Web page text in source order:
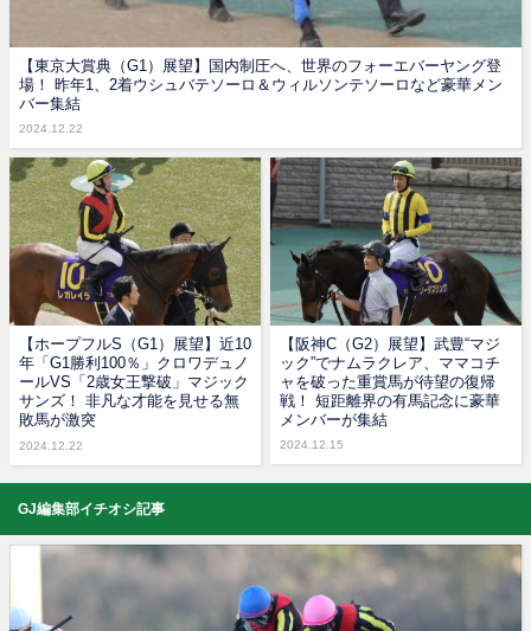
【東京大賞典（G1）展望】国内制圧へ、世界のフォーエバーヤング登
場！ 昨年1、2着ウシュバテソーロ＆ウィルソンテソーロなど豪華メン
バー集結
2024.12.22
【ホープフルS（G1）展望】近10
年「G1勝利100％」クロワデュノ
ールVS「2歳女王撃破」マジック
サンズ！ 非凡な才能を見せる無
敗馬が激突
2024.12.22
【阪神C（G2）展望】武豊“マジ
ック”でナムラクレア、ママコチ
ャを破った重賞馬が待望の復帰
戦！ 短距離界の有馬記念に豪華
メンバーが集結
2024.12.15
GJ編集部イチオシ記事